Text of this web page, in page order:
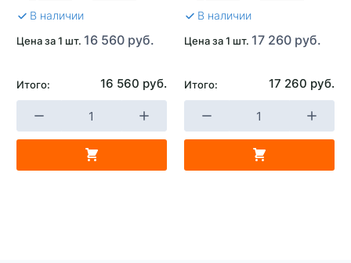
В наличии
Цена за 1 шт. 16 560 руб.
Итого: 16 560 руб.
В наличии
Цена за 1 шт. 17 260 руб.
Итого: 17 260 руб.